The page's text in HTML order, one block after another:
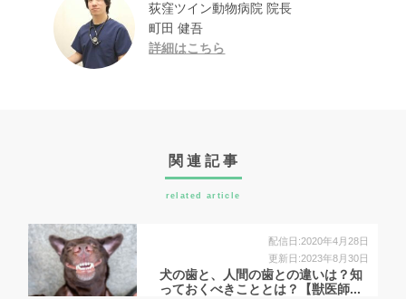
荻窪ツイン動物病院 院長
町田 健吾
詳細はこちら
関連記事
related article
配信日:2020年4月28日
更新日:2023年8月30日
犬の歯と、人間の歯との違いは？知
っておくべきこととは？【獣医師...